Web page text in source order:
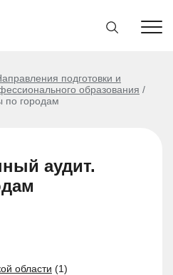
подготовки и
образования
по городам
аудит.
области (1)